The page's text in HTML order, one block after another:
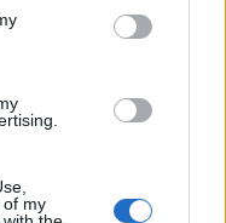
of my
από το
Chrome
εγκατάσταση του,
του Chrome.
για Windows και